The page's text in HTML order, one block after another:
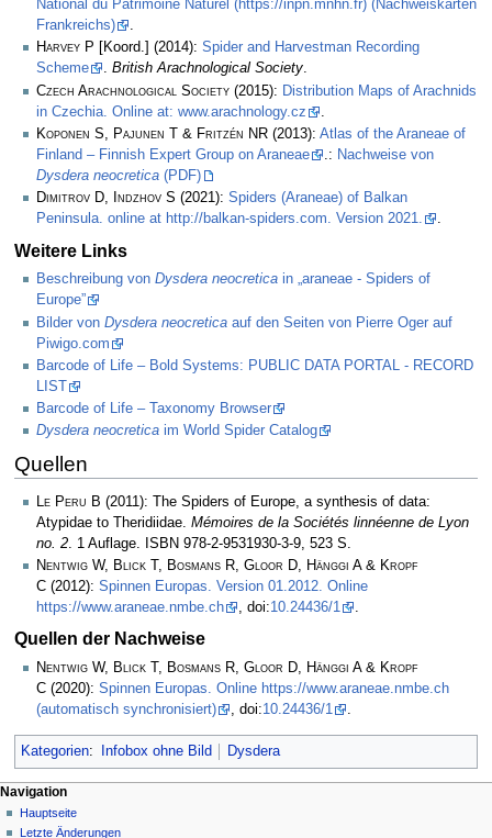
National du Patrimoine Naturel (https://inpn.mnhn.fr) (Nachweiskarten
Frankreichs)
.
Harvey P [Koord.] (2014): Spider and Harvestman Recording
Scheme
. British Arachnological Society.
Czech Arachnological Society (2015): Distribution Maps of Arachnids
in Czechia. Online at: www.arachnology.cz
Koponen S, Pajunen T & Fritzén NR (2013): Atlas of the Araneae of
Finland – Finnish Expert Group on Araneae
.: Nachweise von
Dysdera neocretica (PDF)
Dimitrov D, Indzhov S (2021): Spiders (Araneae) of Balkan
Peninsula. online at http://balkan-spiders.com. Version 2021.
.
Weitere Links
Beschreibung von Dysdera neocretica in „araneae - Spiders of
Europe”
Bilder von Dysdera neocretica auf den Seiten von Pierre Oger auf
Piwigo.com
Barcode of Life – Bold Systems: PUBLIC DATA PORTAL - RECORD
LIST
Barcode of Life – Taxonomy Browser
Dysdera neocretica im World Spider Catalog
Quellen
Le Peru B (2011): The Spiders of Europe, a synthesis of data:
Atypidae to Theridiidae. Mémoires de la Sociétés linnéenne de Lyon
no. 2 . 1 Auflage. ISBN 978-2-9531930-3-9, 523 S.
Nentwig W, Blick T, Bosmans R, Gloor D, Hänggi A & Kropf
C (2012): Spinnen Europas. Version 01.2012. Online
https://www.araneae.nmbe.ch
, doi:10.24436/1 .
Quellen der Nachweise
Nentwig W, Blick T, Bosmans R, Gloor D, Hänggi A & Kropf
C (2020): Spinnen Europas. Online https://www.araneae.nmbe.ch
(automatisch synchronisiert)
, doi:10.24436/1 .
Kategorien: Infobox ohne Bild Dysdera
Navigation
Hauptseite
Letzte Änderungen